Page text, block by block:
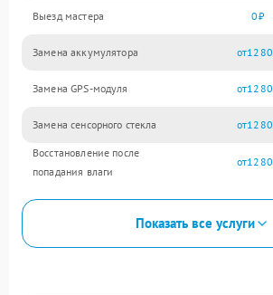
Выезд мастера 0
Замена аккумулятора 1280
Замена GPS-модуля 1280
Замена сенсорного стекла 1280
Восстановление после
попадания влаги
1280
Показать все услуги